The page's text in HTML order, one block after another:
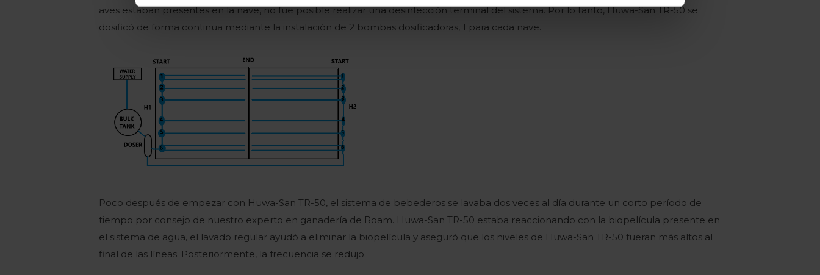
aves estaban presentes en la nave, no fue posible realizar una desinfección terminal del sistema. Por lo tanto, Huwa-San TR-50 se
dosificó de forma continua mediante la instalación de 2 bombas dosificadoras, 1 para cada nave.
Poco después de empezar con Huwa-San TR-50, el sistema de bebederos se lavaba dos veces al día durante un corto período de
tiempo por consejo de nuestro experto en ganadería de Roam. Huwa-San TR-50 estaba reaccionando con la biopelícula presente en
el sistema de agua, el lavado regular ayudó a eliminar la biopelícula y aseguró que los niveles de Huwa-San TR-50 fueran más altos al
final de las líneas. Posteriormente, la frecuencia se redujo.